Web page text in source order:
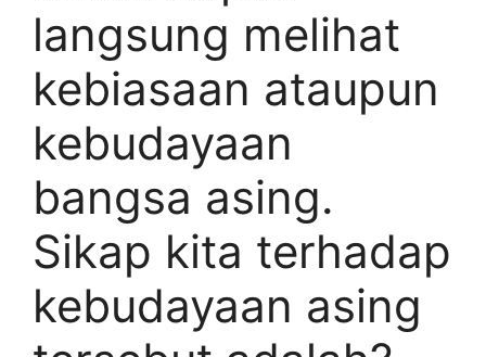
langsung melihat
kebiasaan ataupun
kebudayaan
bangsa asing.
Sikap kita terhadap
kebudayaan asing